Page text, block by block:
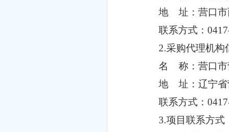
地
址：营口市
联系方式：
2.采购代理机构
名
称：营口市
地
址：辽宁省
联系方式：
3.项目联系方式